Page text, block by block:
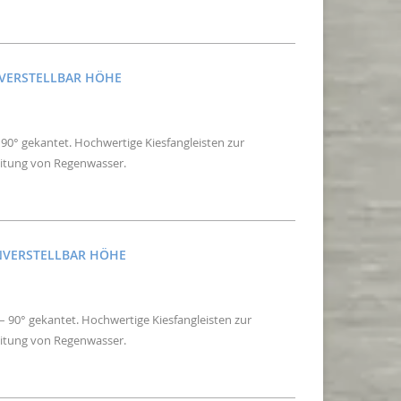
HÖHE
90° gekantet. Hochwertige Kiesfangleisten zur
von Regenwasser.
HÖHE
90° gekantet. Hochwertige Kiesfangleisten zur
von Regenwasser.